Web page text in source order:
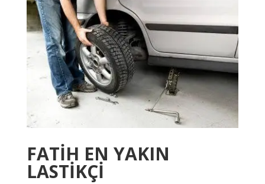
FATİH EN YAKIN
LASTİKÇİ